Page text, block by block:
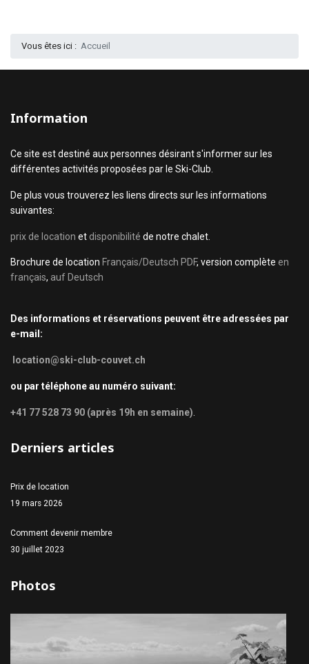
Vous êtes ici : Accueil
Information
Ce site est destiné aux personnes désirant s'informer sur les
différentes activités proposées par le Ski-Club.
De plus vous trouverez les liens directs sur les informations
suivantes:
prix de location et disponibilité de notre chalet.
Brochure de location Français/Deutsch PDF, version complète en
français, auf Deutsch
Des informations et réservations peuvent être adressées par
e-mail:
location@ski-club-couvet.ch
ou par téléphone au numéro suivant:
+41 77 528 73 90 (après 19h en semaine)
Derniers articles
Prix de location
19 mars 2026
Comment devenir membre
30 juillet 2023
Photos